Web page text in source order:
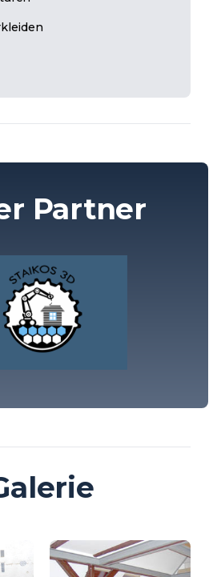
Partner